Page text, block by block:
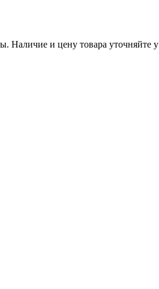
Наличие и цену товара уточняйте у